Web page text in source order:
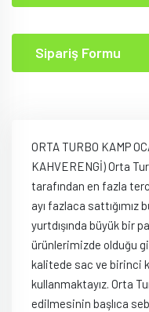
Sipariş Formu
ORTA TURBO KAMP
KAHVERENGİ) Orta
tarafından en fazla
ayı fazlaca
yurtdışında büyük bir
ürünlerimizde olduğu
kalitede sac ve birinci
kullanmaktayız. Orta
edilmesinin başlıca